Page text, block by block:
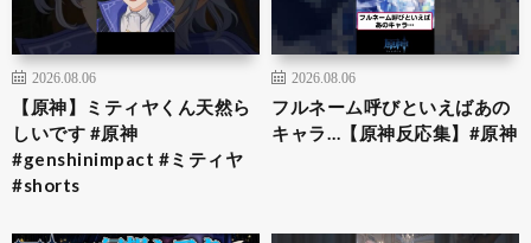
2026.08.06
【原神】ミティヤくん天然ら
しいです #原神
#genshinimpact #ミティヤ
#shorts
2026.08.06
フルネーム呼びといえばあの
キャラ…【原神反応集】#原神